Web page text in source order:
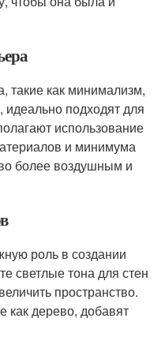
такие как минимализм,
идеально подходят для
использование
и минимума
более воздушным и
роль в создании
светлые тона для стен
пространство.
как дерево, добавят